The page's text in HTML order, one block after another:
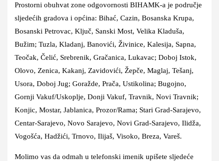
Prostorni obuhvat zone odgovornosti BIHAMK-a je područje
sljedećih gradova i općina: Bihać, Cazin, Bosanska Krupa,
Bosanski Petrovac, Ključ, Sanski Most, Velika Kladuša,
Bužim; Tuzla, Kladanj, Banovići, Živinice, Kalesija, Sapna,
Teočak, Čelić, Srebrenik, Gračanica, Lukavac; Doboj Istok,
Olovo, Zenica, Kakanj, Zavidovići, Žepče, Maglaj, Tešanj,
Usora, Doboj Jug; Goražde, Prača, Ustikolina; Bugojno,
Gornji Vakuf/Uskoplje, Donji Vakuf, Travnik, Novi Travnik;
Konjic, Mostar, Jablanica, Prozor/Rama; Stari Grad-Sarajevo,
Centar-Sarajevo, Novo Sarajevo, Novi Grad-Sarajevo, Ilidža,
Vogošća, Hadžići, Trnovo, Ilijaš, Visoko, Breza, Vareš.
Molimo vas da odmah u telefonski imenik upišete sljedeće